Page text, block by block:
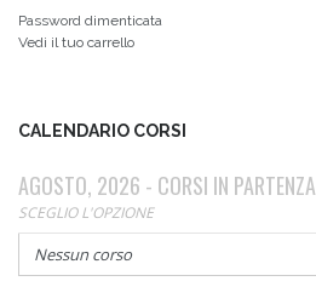
Password dimenticata
Vedi il tuo carrello
CALENDARIO CORSI
AGOSTO, 2026 - CORSI IN PARTENZA
SCEGLIO L'OPZIONE
Nessun corso